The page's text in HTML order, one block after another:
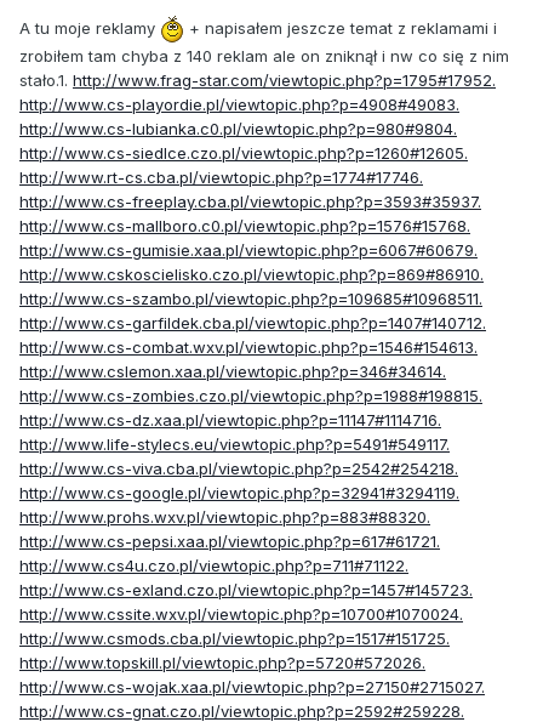
A tu moje reklamy
+ napisałem jeszcze temat z reklamami i
zrobiłem tam chyba z 140 reklam ale on zniknął i nw co się z nim
stało.1. http://www.frag-star.com/viewtopic.php?p=1795#17952.
http://www.cs-playordie.pl/viewtopic.php?p=4908#49083.
http://www.cs-lubianka.c0.pl/viewtopic.php?p=980#9804.
http://www.cs-siedlce.czo.pl/viewtopic.php?p=1260#12605.
http://www.rt-cs.cba.pl/viewtopic.php?p=1774#17746.
http://www.cs-freeplay.cba.pl/viewtopic.php?p=3593#35937.
http://www.cs-mallboro.c0.pl/viewtopic.php?p=1576#15768.
http://www.cs-gumisie.xaa.pl/viewtopic.php?p=6067#60679.
http://www.cskoscielisko.czo.pl/viewtopic.php?p=869#86910.
http://www.cs-szambo.pl/viewtopic.php?p=109685#10968511.
http://www.cs-garfildek.cba.pl/viewtopic.php?p=1407#140712.
http://www.cs-combat.wxv.pl/viewtopic.php?p=1546#154613.
http://www.cslemon.xaa.pl/viewtopic.php?p=346#34614.
http://www.cs-zombies.czo.pl/viewtopic.php?p=1988#198815.
http://www.cs-dz.xaa.pl/viewtopic.php?p=11147#1114716.
http://www.life-stylecs.eu/viewtopic.php?p=5491#549117.
http://www.cs-viva.cba.pl/viewtopic.php?p=2542#254218.
http://www.cs-google.pl/viewtopic.php?p=32941#3294119.
http://www.prohs.wxv.pl/viewtopic.php?p=883#88320.
http://www.cs-pepsi.xaa.pl/viewtopic.php?p=617#61721.
http://www.cs4u.czo.pl/viewtopic.php?p=711#71122.
http://www.cs-exland.czo.pl/viewtopic.php?p=1457#145723.
http://www.cssite.wxv.pl/viewtopic.php?p=10700#1070024.
http://www.csmods.cba.pl/viewtopic.php?p=1517#151725.
http://www.topskill.pl/viewtopic.php?p=5720#572026.
http://www.cs-wojak.xaa.pl/viewtopic.php?p=27150#2715027.
http://www.cs-gnat.czo.pl/viewtopic.php?p=2592#259228.